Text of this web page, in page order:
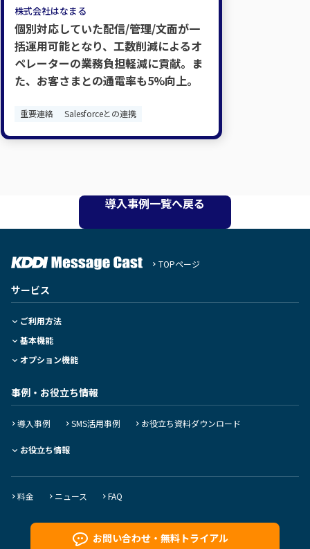
株式会社はなまる
個別対応していた配信/管理/文面が一
括運用可能となり、工数削減によるオ
ペレーターの業務負担軽減に貢献。ま
た、お客さまとの通電率も5%向上。
重要連絡 Salesforceとの連携
導入事例一覧へ戻る
TOPページ
サービス
ご利用方法
基本機能
オプション機能
事例・お役立ち情報
導入事例 SMS活用事例 お役立ち資料ダウンロード
お役立ち情報
料金 ニュース FAQ
お問い合わせ・ 無料トライアル